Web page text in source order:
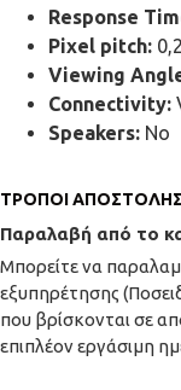
Response
Pixel pitch:
Viewing
Connectivity:
Speakers: No
ΤΡΌΠΟΙ ΑΠΟΣΤΟΛΉΣ
Παραλαβή από το
Μπορείτε να
εξυπηρέτησης
που βρίσκονται σε
επιπλέον εργάσιμη